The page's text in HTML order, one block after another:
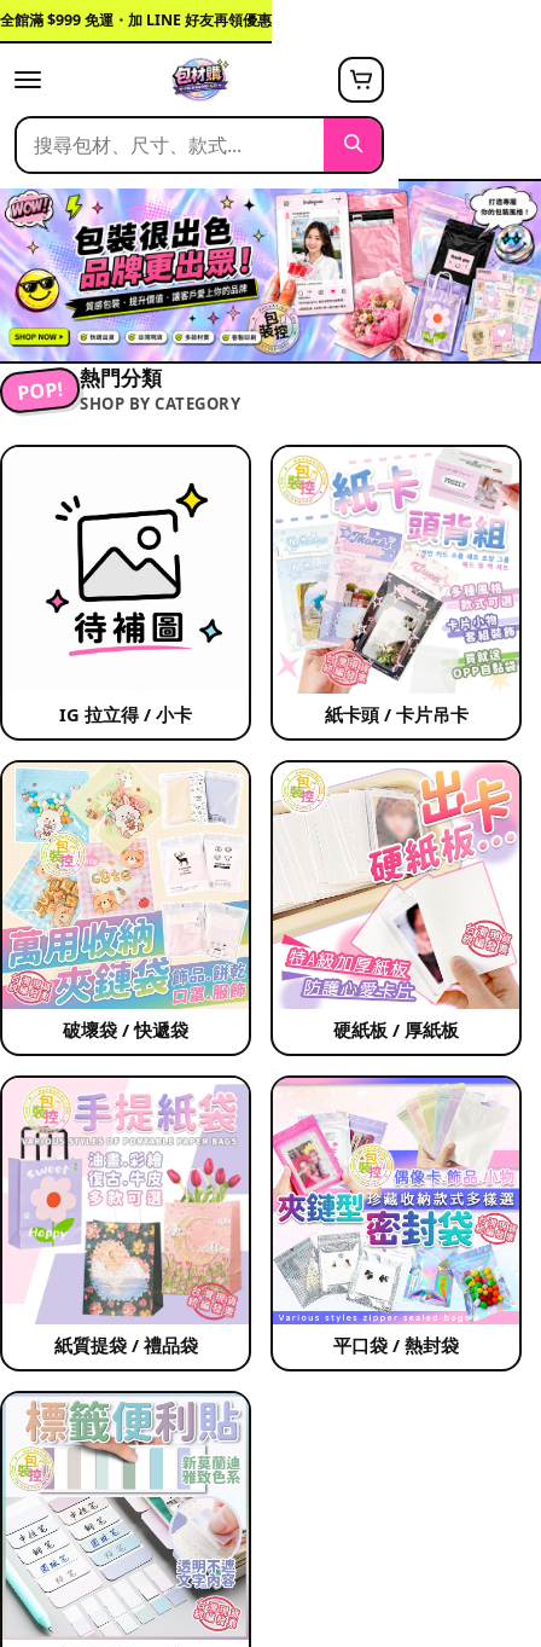
全館滿 $999 免運・加 LINE 好友再領優惠
POP! 熱門分類
SHOP BY CATEGORY
IG 拉立得 / 小卡 紙卡頭 / 卡片吊卡
破壞袋 / 快遞袋 硬紙板 / 厚紙板
紙質提袋 / 禮品袋 平口袋 / 熱封袋